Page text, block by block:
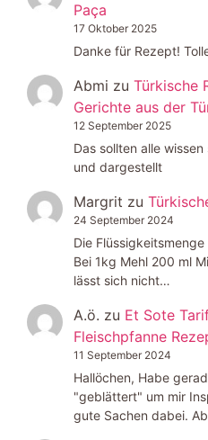
Paça
17 Oktober 2025
Danke für Rezept!
Abmi zu Türkische
Gerichte aus der
12 September 2025
Das sollten alle
und dargestellt
Margrit zu
24 September 2024
Die
Bei 1kg Mehl 200 ml
lässt sich nicht…
A.ö. zu Et Sote
Fleischpfanne
11 September 2024
Hallöchen, Habe
"geblättert" um mir
gute Sachen dabei.